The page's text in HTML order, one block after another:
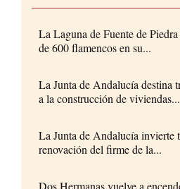
La Laguna de Fuente de
de 600 flamencos en su...
La Junta de Andalucía destina
a la construcción de viviendas...
La Junta de Andalucía invierte
renovación del firme de la...
Dos Hermanas vuelve a